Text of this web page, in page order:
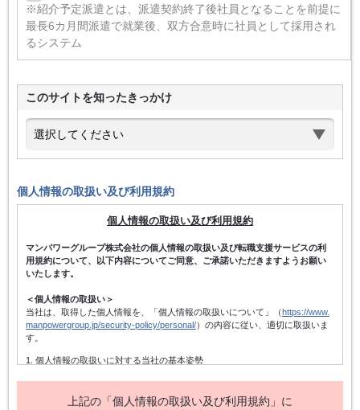
※紹介予定派遣とは、派遣契約終了後社員となることを前提に
最長6カ月間派遣で就業後、双方合意時に社員として採用され
るシステム
このサイトを知ったきっかけ
個人情報の取扱い及び利用規約
個人情報の取扱い及び利用規約
マンパワーグループ株式会社の個人情報の取扱い及び転職支援サービスの利
用規約について、以下内容についてご同意、ご承諾いただきますようお願い
いたします。
＜個人情報の取扱い＞
当社は、取得した個人情報を、「個人情報の取扱いについて」（ https://www.
manpowergroup.jp/security-policy/personal/）の内容に従い、適切に取扱いま
す。
1. 個人情報の取扱いに対する当社の基本姿勢
ます。また、個人情報の取得にあたっては、適法かつ公正な手段によって
上記の「個人情報の取扱い及び利用規約」に